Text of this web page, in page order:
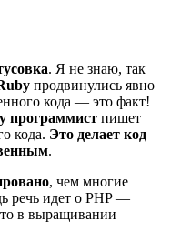
. Я не знаю, так
продвинулись явно
кода — это факт!
программист пишет
кода. Это делает код
.
, чем многие
речь идет о PHP —
в выращивании